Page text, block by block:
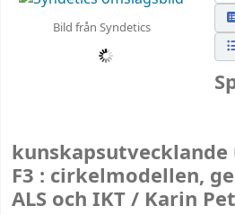
Bild från Syndetics
F3 : cirkelmodellen,
ALS och IKT / Karin